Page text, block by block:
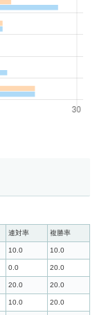
連対率 複勝率
10.0 10.0
0.0 20.0
20.0 20.0
10.0 20.0